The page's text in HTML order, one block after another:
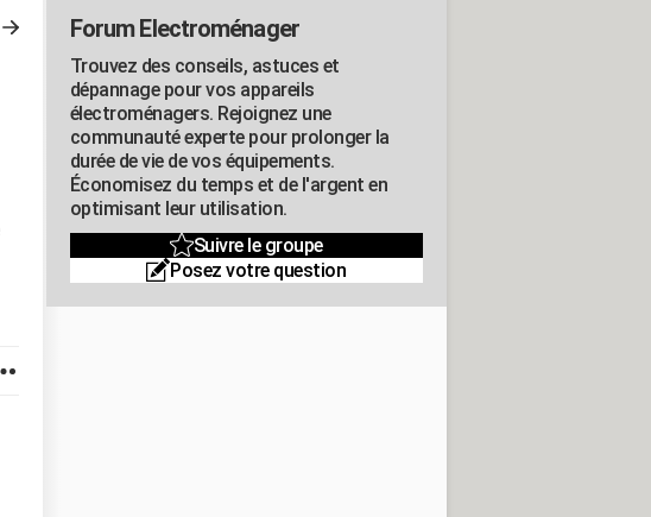
Forum Electroménager
Trouvez des conseils, astuces et
dépannage pour vos appareils
électroménagers. Rejoignez une
communauté experte pour prolonger la
durée de vie de vos équipements.
Économisez du temps et de l'argent en
optimisant leur utilisation.
Suivre le groupe
Posez votre question